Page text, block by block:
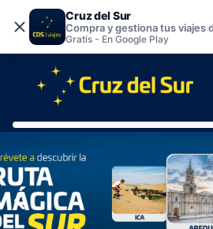
Cruz del Sur
Compra y gestiona tus viajes
Gratis - En Google Play